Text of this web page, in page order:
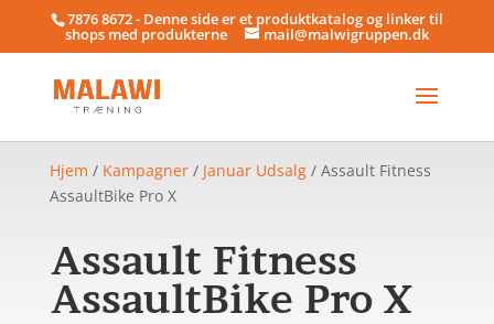
7876 8672 - Denne side er et produktkatalog og linker til
shops med produkterne mail@malwigruppen.dk
Hjem / Kampagner/ Januar Udsalg/ Assault Fitness
AssaultBike Pro X
Assault Fitness
AssaultBike Pro X